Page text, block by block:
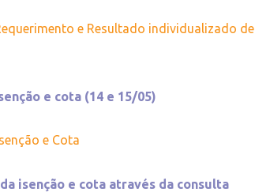
e Resultado individualizado de
e cota (14 e 15/05)
e Cota
isenção e cota através da consulta